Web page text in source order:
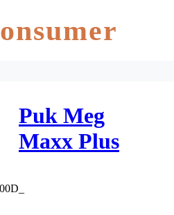
Puk Meg
Maxx Plus
Loftlampe